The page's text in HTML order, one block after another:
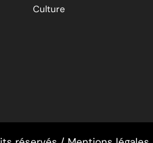
Culture